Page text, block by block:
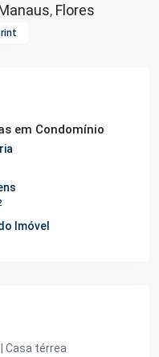
, Flores
em Condomínio
Imóvel
Casa térrea